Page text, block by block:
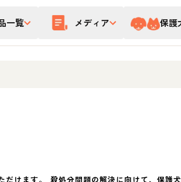
一覧 メディア 保護
けます。 殺処分問題の解決に向けて、保護